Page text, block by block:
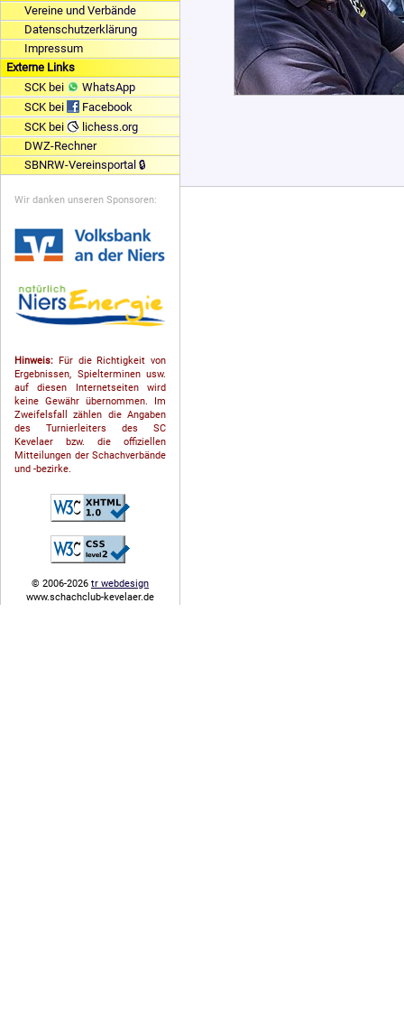
Vereine und Verbände
Datenschutzerklärung
Impressum
Externe Links
SCK bei
WhatsApp
SCK bei
Facebook
SCK bei
lichess.org
DWZ-Rechner
SBNRW-Vereinsportal 🔒
Wir danken unseren Sponsoren:
Hinweis: Für die Richtigkeit von
Ergebnissen, Spielterminen usw.
auf diesen Internetseiten wird
keine Gewähr übernommen. Im
Zweifelsfall zählen die Angaben
des Turnierleiters des SC
Kevelaer bzw. die offiziellen
Mitteilungen der Schach­ver­bände
und -bezirke.
© 2006-2026 tr webdesign
www.schachclub-kevelaer.de